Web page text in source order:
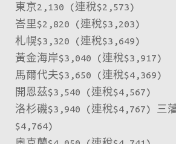
東京2,130 (連稅$2,573)
峇里$2,820 (連稅$3,203)
札幌$3,320 (連稅$3,649)
黃金海岸$3,040 (連稅$3,917)
馬爾代夫$3,650 (連稅$4,369)
開恩茲$3,540 (連稅$4,567)
洛杉磯$3,940 (連稅$4,767) 三
$4,764)